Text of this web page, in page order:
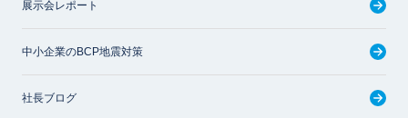
展示会レポート
中小企業のBCP地震対策
社長ブログ